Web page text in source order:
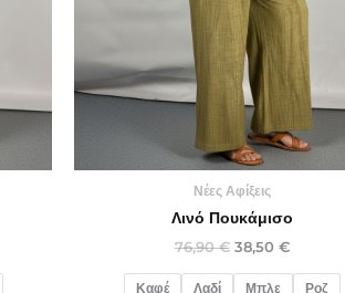
Νέες Αφίξεις
Λινό Πουκάμισο
76,90€ 38,50 €
Καφέ Λαδί Μπλε Ροζ